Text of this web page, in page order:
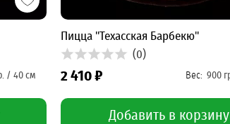
Пицца "Техасская Барбекю"
(0)
2 410 ₽
Добавить в корзину